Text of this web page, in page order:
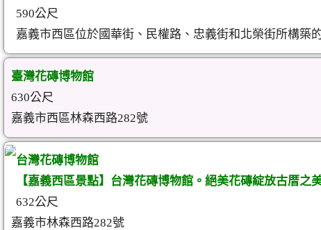
590公尺
嘉義市西區位於國華街、民權路、忠義街和北榮街所構築
臺灣花磚博物館
630公尺
嘉義市西區林森西路282號
台灣花磚博物館
【嘉義西區景點】台灣花磚博物館。絕美花磚綻放古厝之
632公尺
嘉義市林森西路282號